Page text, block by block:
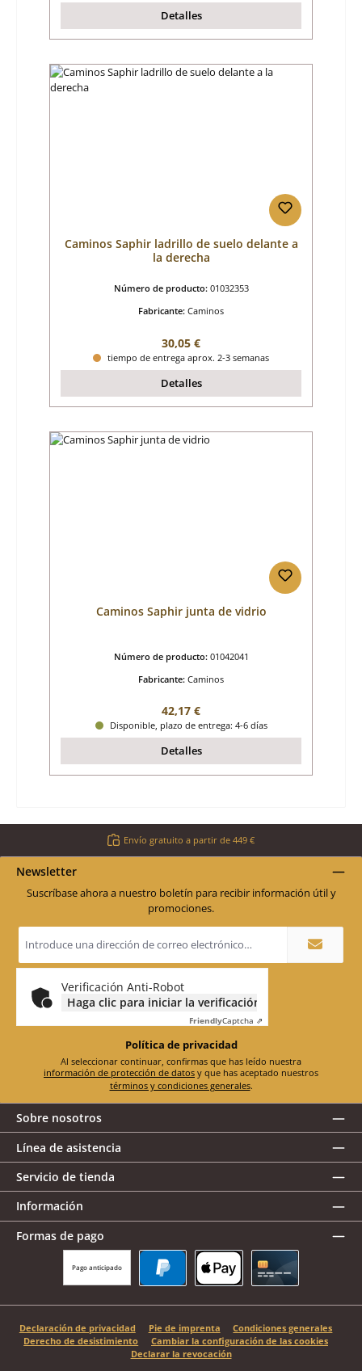
Detalles
Caminos Saphir ladrillo de suelo delante a
la derecha
Número de producto: 01032353
Fabricante: Caminos
Precio normal:
30,05 €
tiempo de entrega aprox. 2-3 semanas
Detalles
Caminos Saphir junta de vidrio
Número de producto: 01042041
Fabricante: Caminos
Precio normal:
42,17 €
Disponible, plazo de entrega: 4-6 días
Detalles
Envío gratuito a partir de 449 €
Newsletter
Suscríbase ahora a nuestro boletín para recibir información útil y
promociones.
de
electrónico
Verificación Anti-Robot
Haga clic para iniciar la verificación
FriendlyCaptcha ⇗
Política de privacidad
información de protección de datos
términos y condiciones generales.
Sobre nosotros
Línea de asistencia
Servicio de tienda
Información
Formas de pago
Pago anticipado
Declaración de privacidad Pie de imprenta
Condiciones generales
Derecho de desistimiento
Cambiar la configuración de las cookies
Declarar la revocación